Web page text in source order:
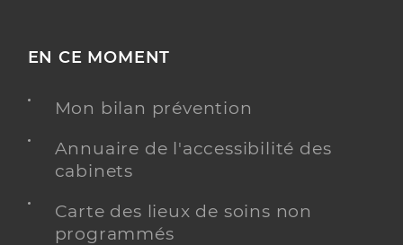
EN CE MOMENT
Mon bilan prévention
Annuaire de l'accessibilité des
cabinets
Carte des lieux de soins non
programmés